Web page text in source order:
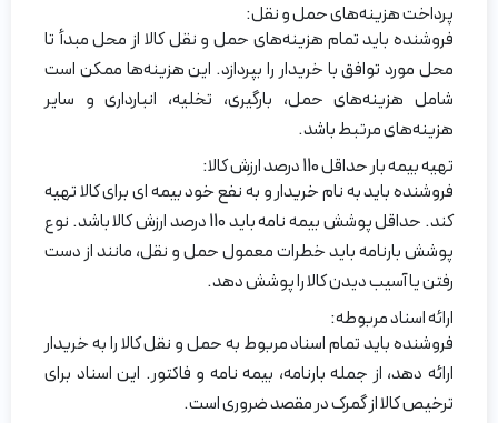
پرداخت هزینه‌های حمل و نقل:
فروشنده باید تمام هزینه‌های حمل و نقل کالا از محل مبدأ تا
محل مورد توافق با خریدار را بپردازد. این هزینه‌ها ممکن است
شامل هزینه‌های حمل، بارگیری، تخلیه، انبارداری و سایر
هزینه‌های مرتبط باشد.
تهیه بیمه بار حداقل 110 درصد ارزش کالا:
فروشنده باید به نام خریدار و به نفع خود بیمه ای برای کالا تهیه
کند. حداقل پوشش بیمه نامه باید 110 درصد ارزش کالا باشد. نوع
پوشش بارنامه باید خطرات معمول حمل و نقل، مانند از دست
رفتن یا آسیب دیدن کالا را پوشش دهد.
ارائه اسناد مربوطه:
فروشنده باید تمام اسناد مربوط به حمل و نقل کالا را به خریدار
ارائه دهد، از جمله بارنامه، بیمه نامه و فاکتور. این اسناد برای
ترخیص کالا از گمرک در مقصد ضروری است.